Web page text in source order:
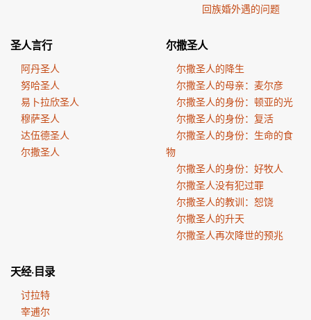
回族婚外遇的问题
圣人言行
阿丹圣人
努哈圣人
易卜拉欣圣人
穆萨圣人
达伍德圣人
尔撒圣人
尔撒圣人
尔撒圣人的降生
尔撒圣人的母亲：麦尔彦
尔撒圣人的身份：顿亚的光
尔撒圣人的身份：复活
尔撒圣人的身份：生命的食
物
尔撒圣人的身份：好牧人
尔撒圣人没有犯过罪
尔撒圣人的教训：恕饶
尔撒圣人的升天
尔撒圣人再次降世的预兆
天经·目录
讨拉特
宰逋尔